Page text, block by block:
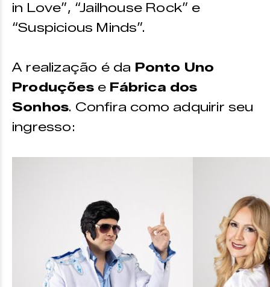
in Love”, “Jailhouse Rock” e
“Suspicious Minds”.
A realização é da Ponto Uno
Produçõese Fábrica dos
Sonhos. Confira como adquirir seu
ingresso: